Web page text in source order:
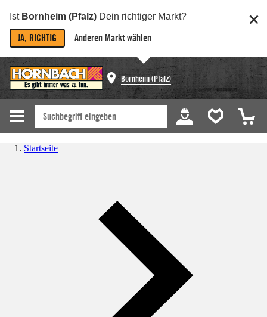
Ist Bornheim (Pfalz) Dein richtiger Markt?
JA, RICHTIG Anderen Markt wählen
Bornheim (Pfalz)
Startseite